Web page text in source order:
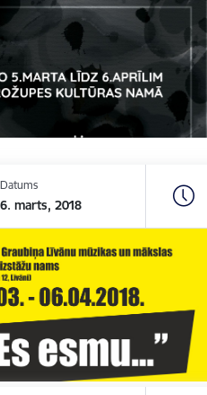
Datums
6. marts, 2018